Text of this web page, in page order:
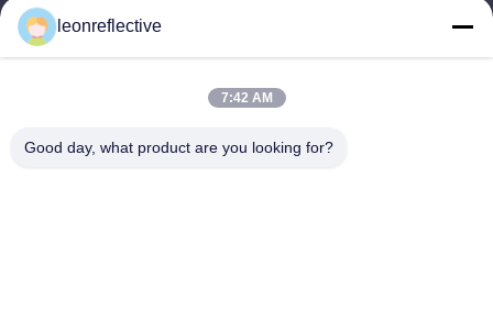
9:00-18:00
Il nostro indirizzo
zona ad alta tecnologia, Hefei, Anhui, Cina
leonreflective
7:42 AM
Good day, what product are you looking for?